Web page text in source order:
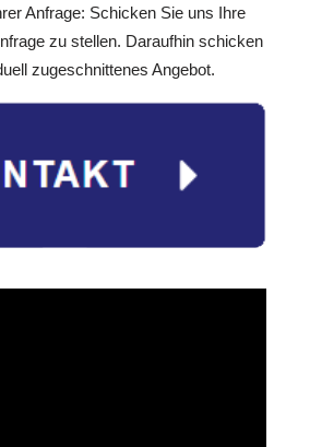
Anfrage: Schicken Sie uns Ihre
zu stellen. Daraufhin schicken
zugeschnittenes Angebot.